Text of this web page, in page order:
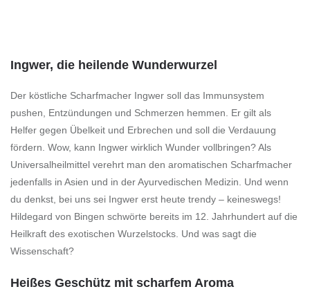
Ingwer, die heilende Wunderwurzel
Der köstliche Scharfmacher Ingwer soll das Immunsystem
pushen, Entzündungen und Schmerzen hemmen. Er gilt als
Helfer gegen Übelkeit und Erbrechen und soll die Verdauung
fördern. Wow, kann Ingwer wirklich Wunder vollbringen? Als
Universalheilmittel verehrt man den aromatischen Scharfmacher
jedenfalls in Asien und in der Ayurvedischen Medizin. Und wenn
du denkst, bei uns sei Ingwer erst heute trendy – keineswegs!
Hildegard von Bingen schwörte bereits im 12. Jahrhundert auf die
Heilkraft des exotischen Wurzelstocks. Und was sagt die
Wissenschaft?
Heißes Geschütz mit scharfem Aroma